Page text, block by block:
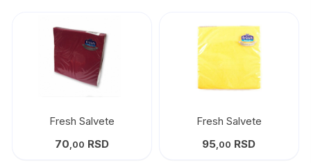
Fresh Salvete
70 ,00 RSD
Fresh Salvete
95 ,00 RSD